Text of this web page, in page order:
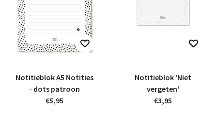
Notitieblok A5 Notities
- dots patroon
€5,95
Notitieblok 'Niet
vergeten'
€3,95